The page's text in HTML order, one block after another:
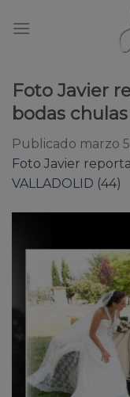
Foto Javier
bodas
Publicado marzo
Foto Javier
VALLADOLID (44)